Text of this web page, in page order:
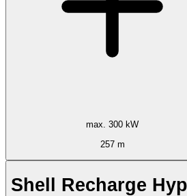
max. 300 kW
257 m
Shell Recharge